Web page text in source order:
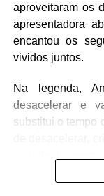
aproveitaram os
apresentadora
encantou os
vividos juntos.
Na legenda,
desacelerar e
substitui o tempo